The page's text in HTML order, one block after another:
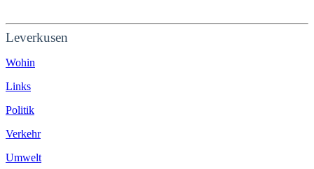
Leverkusen
Wohin
Links
Politik
Verkehr
Umwelt